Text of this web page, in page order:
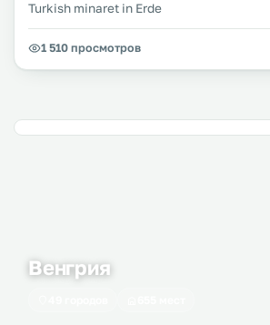
Turkish minaret in Erde
1 510 просмотров
Венгрия